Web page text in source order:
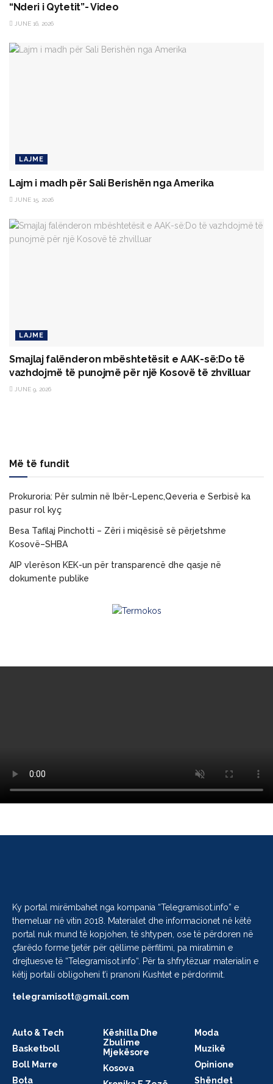
“Nderi i Qytetit”- Video
JUNE 16, 2026
LAJME
Lajm i madh për Sali Berishën nga Amerika
JUNE 15, 2026
LAJME
Smajlaj falënderon mbështetësit e AAK-së:Do të
vazhdojmë të punojmë për një Kosovë të zhvilluar
JUNE 9, 2026
Më të fundit
Prokuroria: Për sulmin në Ibër-Lepenc,Qeveria e Serbisë ka
pasur rol kyç
Besa Tafilaj Pinchotti – Zëri i miqësisë së përjetshme
Kosovë–SHBA
AIP vlerëson KEK-un për transparencë dhe qasje në
dokumente publike
Ky portal mirëmbahet nga kompania “Telegramisot.info” e
themeluar në vitin 2018. Materialet dhe informacionet në këtë
portal nuk mund të kopjohen, të shtypen, ose të përdoren në
çfarëdo forme tjetër për qëllime përfitimi, pa miratimin e
drejtuesve të “Telegramisot.info“. Për ta shfrytëzuar materialin e
këtij portali obligoheni t’i pranoni Kushtet e përdorimit.
telegramisott@gmail.com
Auto & Tech
Basketboll
Boll Marre
Bota
Këshilla Dhe
Zbulime
Mjekësore
Kosova
Moda
Muzikë
Opinione
Shëndet